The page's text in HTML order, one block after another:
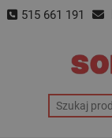
Skip 515 661 191